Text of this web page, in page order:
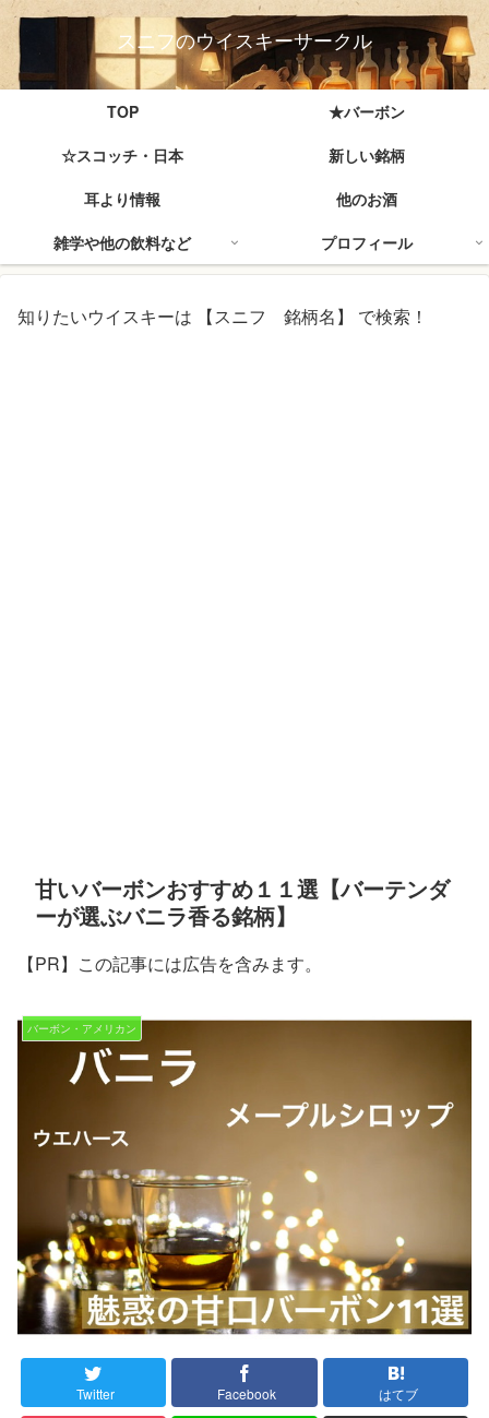
スニフのウイスキーサークル
TOP
★バーボン
☆スコッチ・日本
新しい銘柄
耳より情報
他のお酒
雑学や他の飲料など
プロフィール
知りたいウイスキーは 【スニフ 銘柄名】 で検索！
甘いバーボンおすすめ１１選【バーテンダ
ーが選ぶバニラ香る銘柄】
【PR】この記事には広告を含みます。
バーボン・アメリカン
Twitter Facebook はてブ